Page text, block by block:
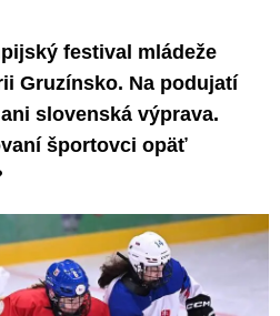
festival mládeže
Gruzínsko. Na podujatí
slovenská výprava.
športovci opäť